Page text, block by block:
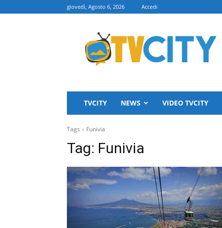
giovedì, Agosto 6, 2026 Accedi
TVCITY
TVCITY NEWS VIDEO TVCITY
Tags Funivia
Tag: Funivia